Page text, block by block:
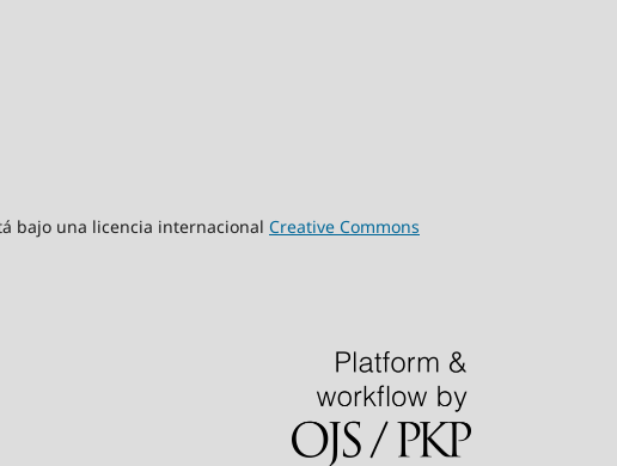
bajo una licencia internacional Creative Commons